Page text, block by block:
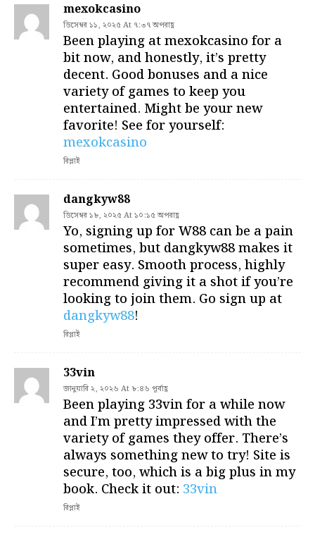
mexokcasino
ডিসেম্বর ১১, ২০২৫ At ৭:৩৭ অপরাহ্ণ
Been playing at mexokcasino for a
bit now, and honestly, it’s pretty
decent. Good bonuses and a nice
variety of games to keep you
entertained. Might be your new
favorite! See for yourself:
mexokcasino
রিপ্লাই
dangkyw88
ডিসেম্বর ১৮, ২০২৫ At ১০:১৫ অপরাহ্ণ
Yo, signing up for W88 can be a pain
sometimes, but dangkyw88 makes it
super easy. Smooth process, highly
recommend giving it a shot if you’re
looking to join them. Go sign up at
dangkyw88!
রিপ্লাই
33vin
জানুয়ারি ২, ২০২৬ At ৮:৪৬ পূর্বাহ্ণ
Been playing 33vin for a while now
and I’m pretty impressed with the
variety of games they offer. There’s
always something new to try! Site is
secure, too, which is a big plus in my
book. Check it out: 33vin
রিপ্লাই